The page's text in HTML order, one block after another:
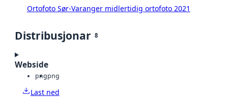
Ortofoto Sør-Varanger midlertidig ortofoto 2021
Distribusjonar 8
Webside
pngpng
Last ned